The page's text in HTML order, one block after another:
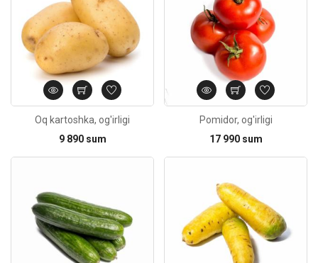
Oq kartoshka, og'irligi
9 890 sum
Pomidor, og'irligi
17 990 sum